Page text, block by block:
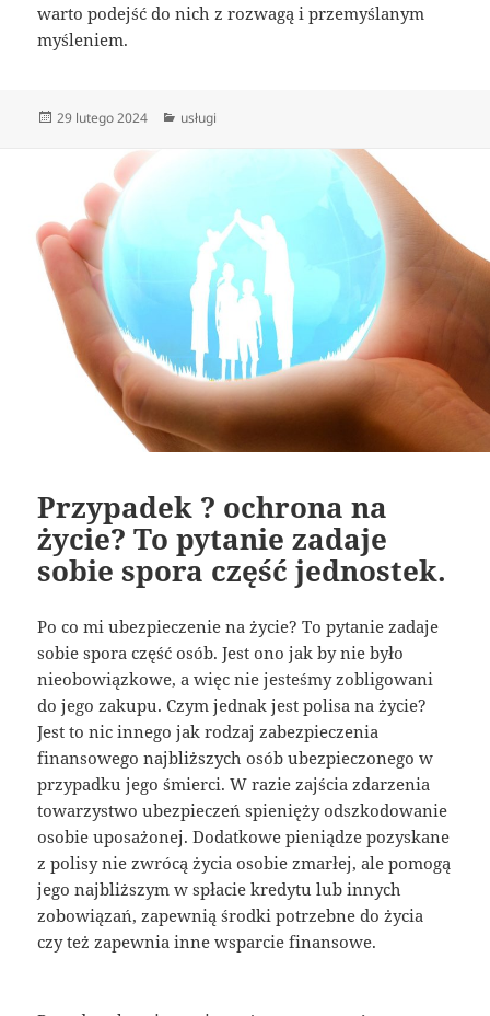
warto podejść do nich z rozwagą i przemyślanym
myśleniem.
Data
29 lutego 2024 Kategorie
usługi
Przypadek ? ochrona na
życie? To pytanie zadaje
sobie spora część jednostek.
Po co mi ubezpieczenie na życie? To pytanie zadaje
sobie spora część osób. Jest ono jak by nie było
nieobowiązkowe, a więc nie jesteśmy zobligowani
do jego zakupu. Czym jednak jest polisa na życie?
Jest to nic innego jak rodzaj zabezpieczenia
finansowego najbliższych osób ubezpieczonego w
przypadku jego śmierci. W razie zajścia zdarzenia
towarzystwo ubezpieczeń spienięży odszkodowanie
osobie uposażonej. Dodatkowe pieniądze pozyskane
z polisy nie zwrócą życia osobie zmarłej, ale pomogą
jego najbliższym w spłacie kredytu lub innych
zobowiązań, zapewnią środki potrzebne do życia
czy też zapewnia inne wsparcie finansowe.